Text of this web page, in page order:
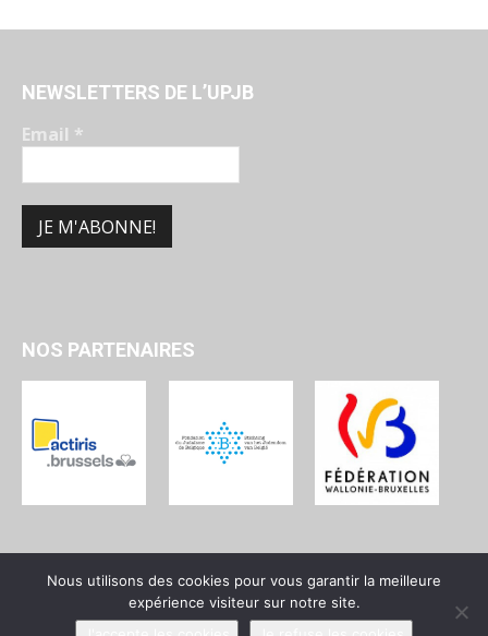
NEWSLETTERS DE L’UPJB
Email *
NOS PARTENAIRES
Qui sommes-nous ? Devenir membre Contact
Nous utilisons des cookies pour vous garantir la meilleure
expérience visiteur sur notre site.